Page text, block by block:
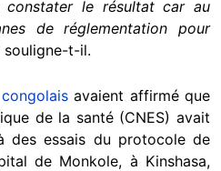
constater le résultat car au
de réglementation pour
souligne-t-il.
avaient affirmé que
de la santé (CNES) avait
des essais du protocole de
de Monkole, à Kinshasa,